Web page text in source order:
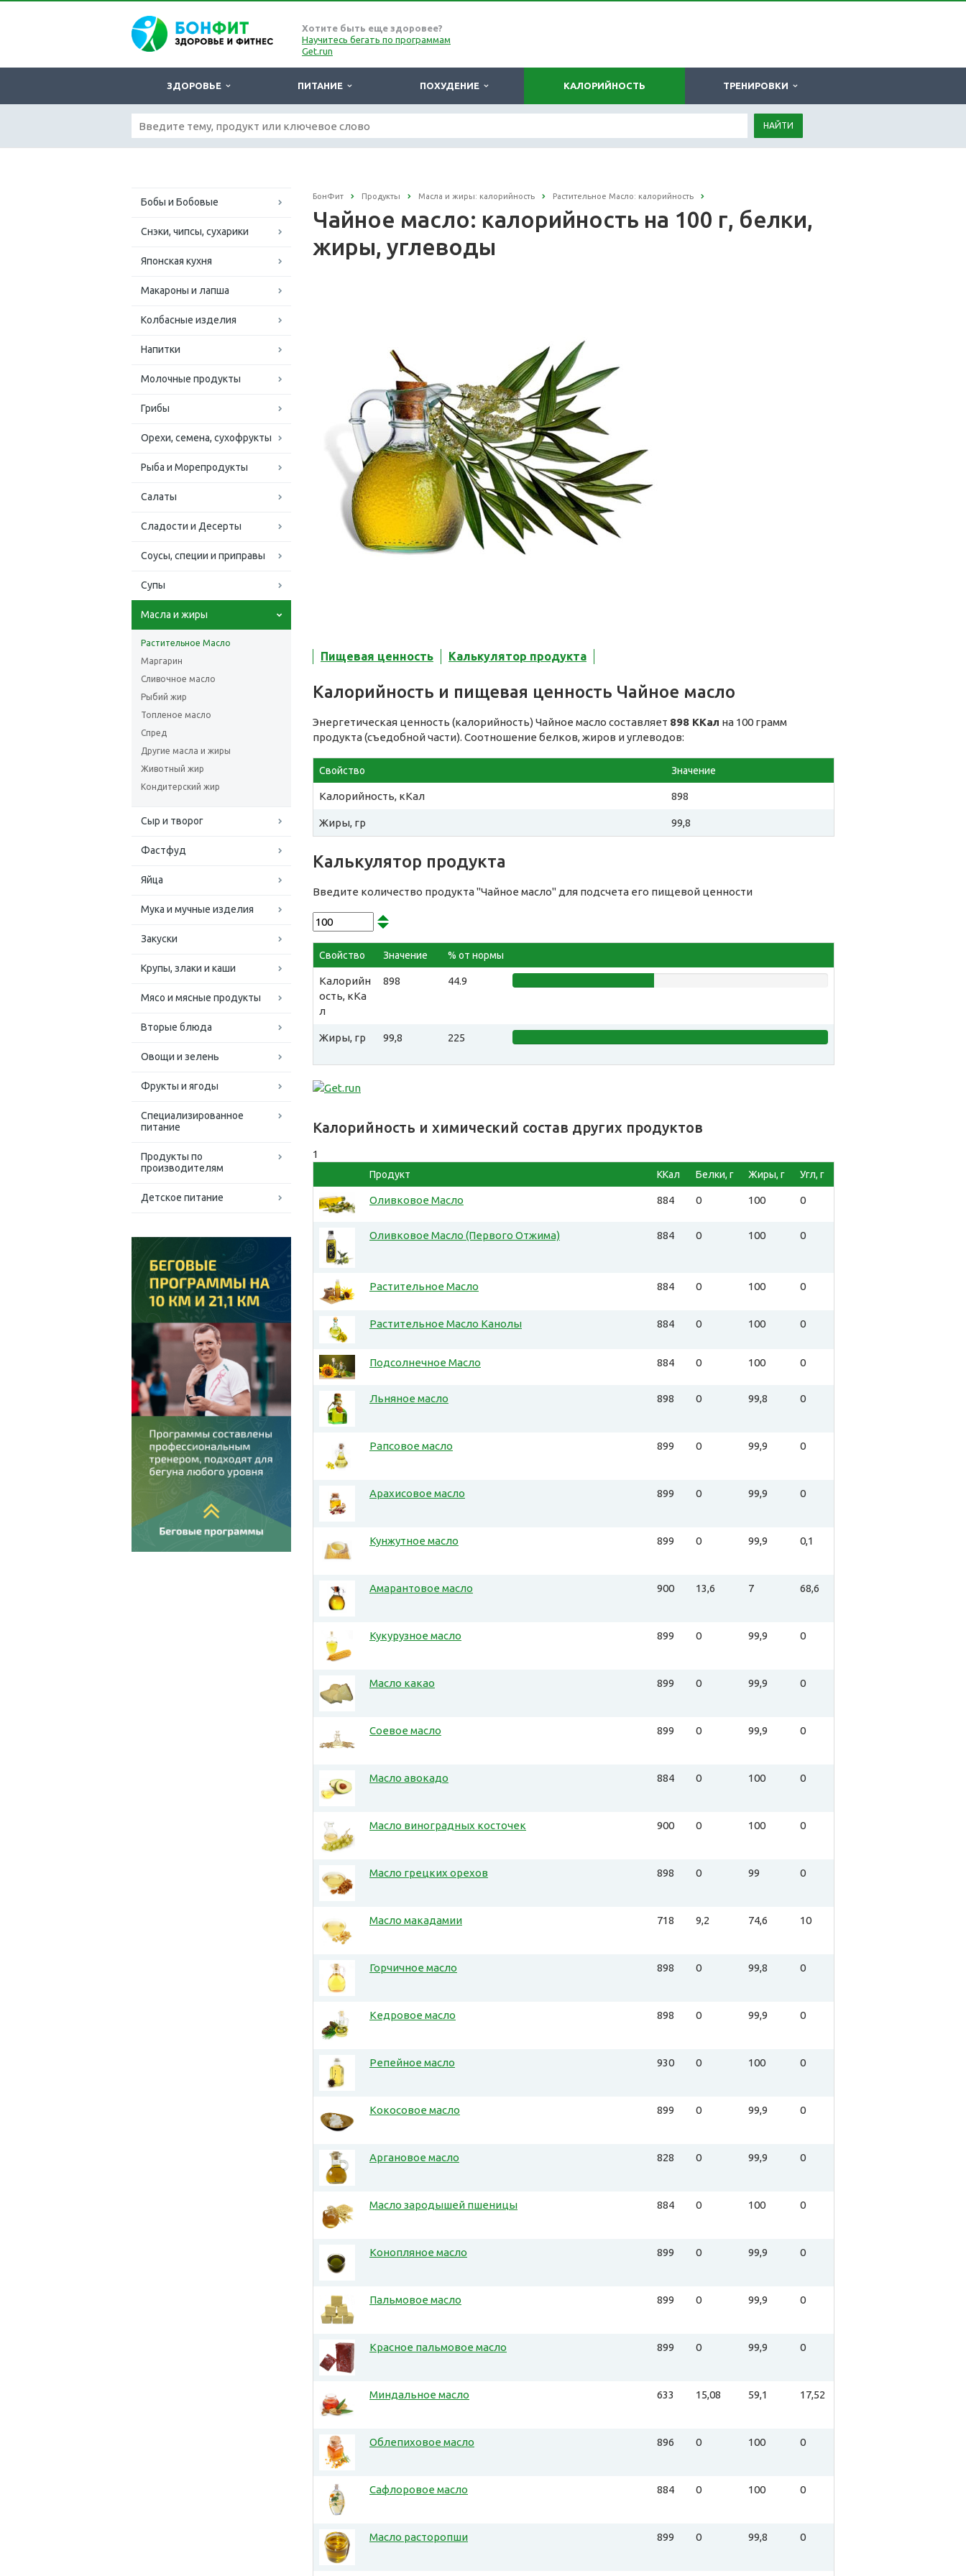
Хотите быть еще здоровее?
Научитесь бегать по программам
Get.run
ЗДОРОВЬЕ ПИТАНИЕ ПОХУДЕНИЕ КАЛОРИЙНОСТЬ ТРЕНИРОВКИ
НАЙТИ
Бобы и Бобовые
Снэки, чипсы, сухарики
Японская кухня
Макароны и лапша
Колбасные изделия
Напитки
Молочные продукты
Грибы
Орехи, семена, сухофрукты
Рыба и Морепродукты
Салаты
Сладости и Десерты
Соусы, специи и приправы
Супы
Масла и жиры
Растительное Масло
Маргарин
Сливочное масло
Рыбий жир
Топленое масло
Спред
Другие масла и жиры
Животный жир
Кондитерский жир
Сыр и творог
Фастфуд
Яйца
Мука и мучные изделия
Закуски
Крупы, злаки и каши
Мясо и мясные продукты
Вторые блюда
Овощи и зелень
Фрукты и ягоды
Специализированное
питание
Продукты по
производителям
Детское питание
БонФит Продукты Масла и жиры: калорийность Растительное Масло: калорийность
Чайное масло: калорийность на 100 г, белки,
жиры, углеводы
Пищевая ценность Калькулятор продукта
Калорийность и пищевая ценность Чайное масло
Энергетическая ценность (калорийность) Чайное масло составляет 898 ККал на 100 грамм
продукта (съедобной части). Соотношение белков, жиров и углеводов:
Свойство Значение
Калорийность, кКал 898
Жиры, гр 99,8
Калькулятор продукта
Введите количество продукта "Чайное масло" для подсчета его пищевой ценности
Свойство Значение % от нормы
Калорийн
ость, кКа
л
898 44.9
Жиры, гр 99,8 225
Калорийность и химический состав других продуктов
1
Продукт ККал Белки, г Жиры, г Угл, г
Оливковое Масло 884 0 100 0
Оливковое Масло (Первого Отжима) 884 0 100 0
Растительное Масло 884 0 100 0
Растительное Масло Канолы 884 0 100 0
Подсолнечное Масло 884 0 100 0
Льняное масло 898 0 99,8 0
Рапсовое масло 899 0 99,9 0
Арахисовое масло 899 0 99,9 0
Кунжутное масло 899 0 99,9 0,1
Амарантовое масло 900 13,6 7 68,6
Кукурузное масло 899 0 99,9 0
Масло какао 899 0 99,9 0
Соевое масло 899 0 99,9 0
Масло авокадо 884 0 100 0
Масло виноградных косточек 900 0 100 0
Масло грецких орехов 898 0 99 0
Масло макадамии 718 9,2 74,6 10
Горчичное масло 898 0 99,8 0
Кедровое масло 898 0 99,9 0
Репейное масло 930 0 100 0
Кокосовое масло 899 0 99,9 0
Аргановое масло 828 0 99,9 0
Масло зародышей пшеницы 884 0 100 0
Конопляное масло 899 0 99,9 0
Пальмовое масло 899 0 99,9 0
Красное пальмовое масло 899 0 99,9 0
Миндальное масло 633 15,08 59,1 17,52
Облепиховое масло 896 0 100 0
Сафлоровое масло 884 0 100 0
Масло расторопши 899 0 99,8 0